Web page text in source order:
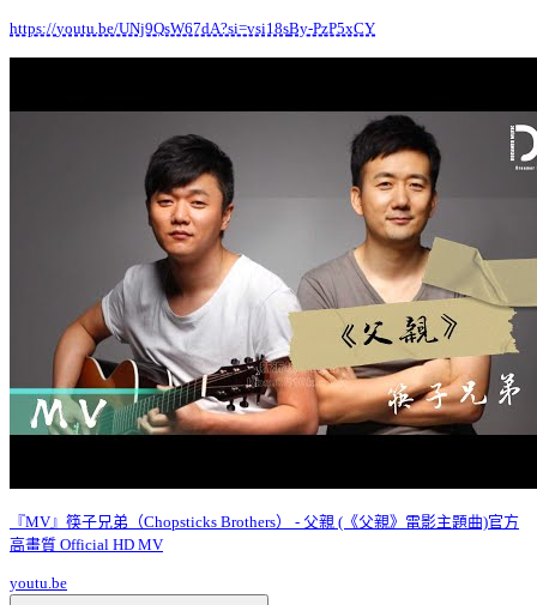
https://youtu.be/UNj9QsW67dA?si=vsi18sBy-PzP5xCY
『MV』筷子兄弟（Chopsticks Brothers） - 父親 (《父親》電影主題曲)官方
高畫質 Official HD MV
youtu.be